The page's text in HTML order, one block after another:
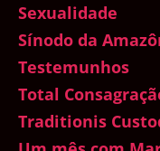
Sexualidade
Sínodo da
Testemunhos
Total
Traditionis